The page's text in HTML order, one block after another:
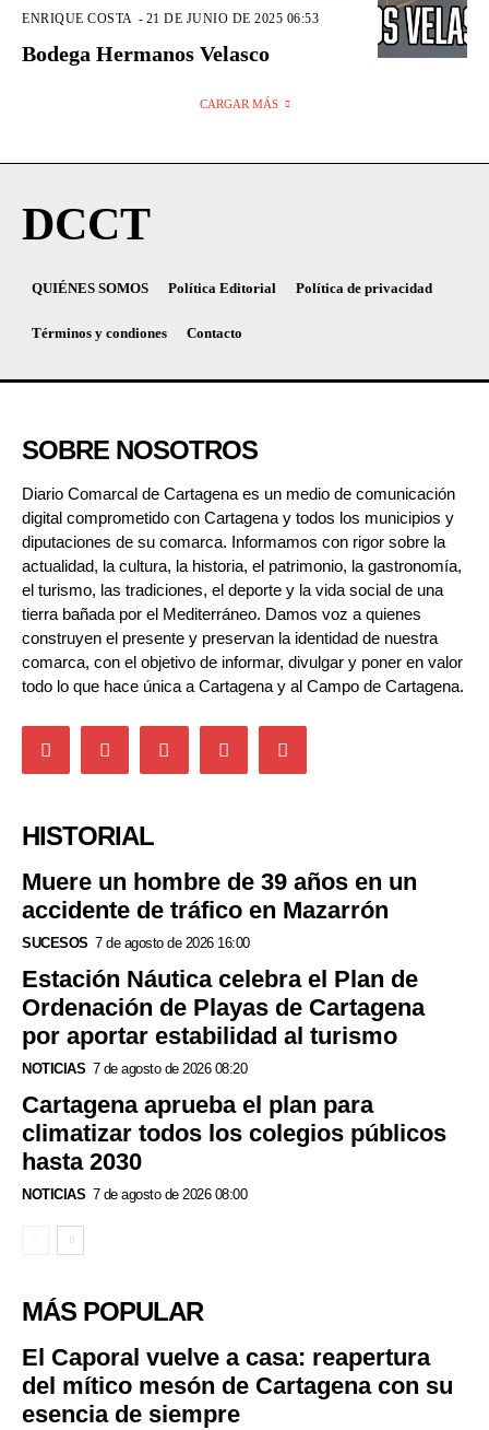
ENRIQUE COSTA - 21 DE JUNIO DE 2025 06:53
Bodega Hermanos Velasco
CARGAR MÁS
DCCT
QUIÉNES SOMOS Política Editorial Política de privacidad
Términos y condiones Contacto
SOBRE NOSOTROS
Diario Comarcal de Cartagena es un medio de comunicación
digital comprometido con Cartagena y todos los municipios y
diputaciones de su comarca. Informamos con rigor sobre la
actualidad, la cultura, la historia, el patrimonio, la gastronomía,
el turismo, las tradiciones, el deporte y la vida social de una
tierra bañada por el Mediterráneo. Damos voz a quienes
construyen el presente y preservan la identidad de nuestra
comarca, con el objetivo de informar, divulgar y poner en valor
todo lo que hace única a Cartagena y al Campo de Cartagena.
HISTORIAL
Muere un hombre de 39 años en un
accidente de tráfico en Mazarrón
SUCESOS 7 de agosto de 2026 16:00
Estación Náutica celebra el Plan de
Ordenación de Playas de Cartagena
por aportar estabilidad al turismo
NOTICIAS 7 de agosto de 2026 08:20
Cartagena aprueba el plan para
climatizar todos los colegios públicos
hasta 2030
NOTICIAS 7 de agosto de 2026 08:00
MÁS POPULAR
El Caporal vuelve a casa: reapertura
del mítico mesón de Cartagena con su
esencia de siempre